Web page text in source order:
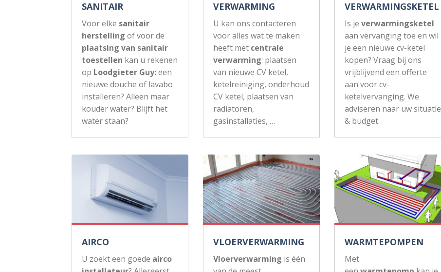
SANITAIR
Voor elke sanitair
herstelling of voor de
plaatsing van sanitair
toestellen kan u rekenen
op Loodgieter Guy:een
nieuwe douche of lavabo
installeren? Alleen maar
kouder water? Blijft het
water staan?
VERWARMING
U kan ons contacteren
voor alles wat te maken
heeft met centrale
verwarming: plaatsen
van nieuwe CV ketel,
ketelreiniging, onderhoud
CV ketel, plaatsen van
radiatoren,
gasinstallaties, …
VERWARMINGSKETEL
Is je verwarmingsketel
aan vervanging toe en wil
je een nieuwe cv-ketel
kopen? Vraag bij ons
vrijblijvend een offerte
aan voor cv-
ketelvervanging. We
adviseren naar uw situatie
& budget.
AIRCO
U zoekt een goede airco
VLOERVERWARMING
Vloerverwarming is één
WARMTEPOMPEN
Met